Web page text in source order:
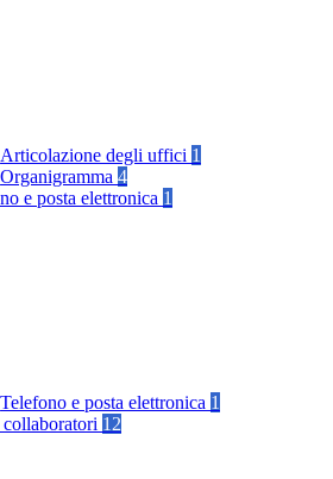
Articolazione degli uffici 1
Organigramma 4
e posta elettronica 1
Telefono e posta elettronica 1
12